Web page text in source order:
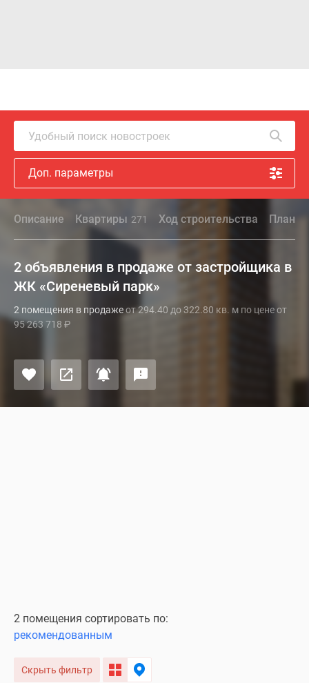
Удобный поиск новостроек
Доп. параметры
Описание Квартиры 271 Ход строительства
2 объявления в продаже от застройщика в
ЖК «Сиреневый парк»
2 помещения в продажеот 294.40 до 322.80 кв. м по цене от
95 263 718 ₽
2 помещения сортировать по:
рекомендованным
Скрыть фильтр